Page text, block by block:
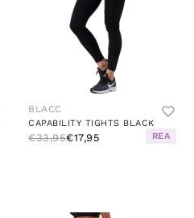
BLACC
CAPABILITY TIGHTS BLACK
€33,95€17,95 REA